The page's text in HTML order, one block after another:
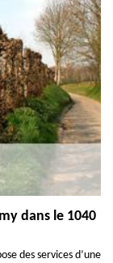
dans le 1040
des services d’une